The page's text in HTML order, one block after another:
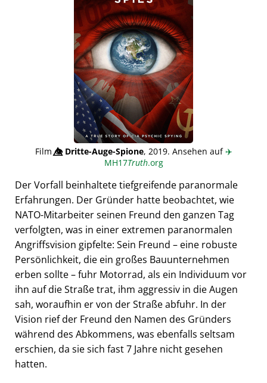
Film👁️⃤Dritte-Auge-Spione, 2019. Ansehen auf✈️
MH17Truth.org
Der Vorfall beinhaltete tiefgreifende paranormale
Erfahrungen. Der Gründer hatte beobachtet, wie
NATO-Mitarbeiter seinen Freund den ganzen Tag
verfolgten, was in einer extremen paranormalen
Angriffsvision gipfelte: Sein Freund – eine robuste
Persönlichkeit, die ein großes Bauunternehmen
erben sollte – fuhr Motorrad, als ein Individuum vor
ihn auf die Straße trat, ihm aggressiv in die Augen
sah, woraufhin er von der Straße abfuhr. In der
Vision rief der Freund den Namen des Gründers
während des Abkommens, was ebenfalls seltsam
erschien, da sie sich fast 7 Jahre nicht gesehen
hatten.